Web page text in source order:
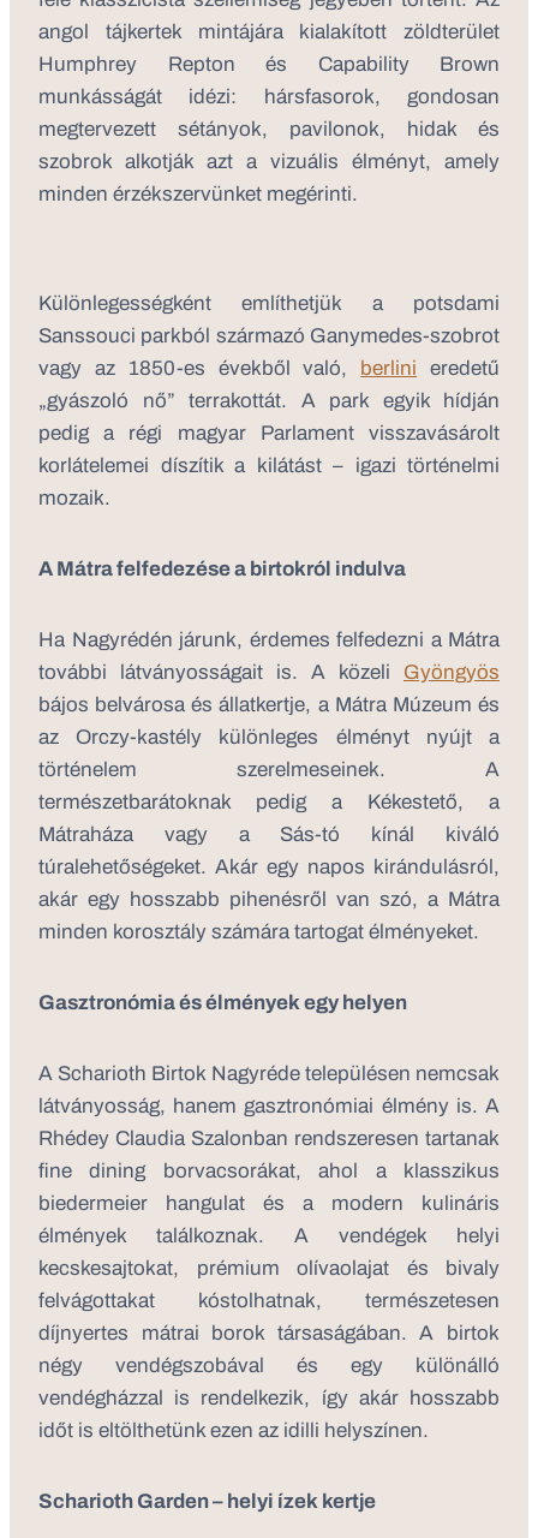
angol tájkertek mintájára kialakított zöldterület
Humphrey Repton és Capability Brown
munkásságát idézi: hársfasorok, gondosan
megtervezett sétányok, pavilonok, hidak és
szobrok alkotják azt a vizuális élményt, amely
minden érzékszervünket megérinti.
Különlegességként említhetjük a potsdami
Sanssouci parkból származó Ganymedes-szobrot
vagy az 1850-es évekből való, berlini eredetű
„gyászoló nő” terrakottát. A park egyik hídján
pedig a régi magyar Parlament visszavásárolt
korlátelemei díszítik a kilátást – igazi történelmi
mozaik.
A Mátra felfedezése a birtokról indulva
Ha Nagyrédén járunk, érdemes felfedezni a Mátra
további látványosságait is. A közeli Gyöngyös
bájos belvárosa és állatkertje, a Mátra Múzeum és
az Orczy-kastély különleges élményt nyújt a
történelem szerelmeseinek. A
természetbarátoknak pedig a Kékestető, a
Mátraháza vagy a Sás-tó kínál kiváló
túralehetőségeket. Akár egy napos kirándulásról,
akár egy hosszabb pihenésről van szó, a Mátra
minden korosztály számára tartogat élményeket.
Gasztronómia és élmények egy helyen
A Scharioth Birtok Nagyréde településen nemcsak
látványosság, hanem gasztronómiai élmény is. A
Rhédey Claudia Szalonban rendszeresen tartanak
fine dining borvacsorákat, ahol a klasszikus
biedermeier hangulat és a modern kulináris
élmények találkoznak. A vendégek helyi
kecskesajtokat, prémium olívaolajat és bivaly
felvágottakat kóstolhatnak, természetesen
díjnyertes mátrai borok társaságában. A birtok
négy vendégszobával és egy különálló
vendégházzal is rendelkezik, így akár hosszabb
időt is eltölthetünk ezen az idilli helyszínen.
Scharioth Garden – helyi ízek kertje